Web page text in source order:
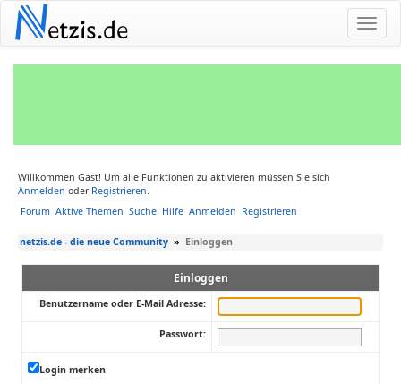
Netzis.de
Willkommen Gast! Um alle Funktionen zu aktivieren müssen Sie sich
Anmelden oder Registrieren.
Forum Aktive Themen Suche Hilfe Anmelden Registrieren
netzis.de - die neue Community » Einloggen
Einloggen
Benutzername oder E-Mail Adresse:
Passwort:
Login merken